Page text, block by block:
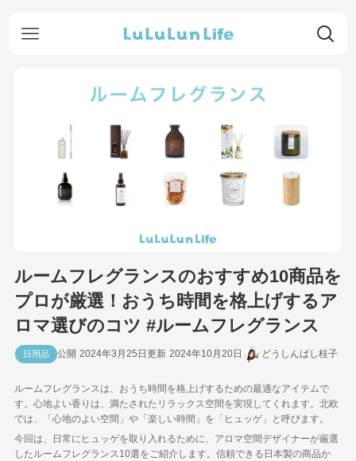
ルームフレグランスのおすすめ10商品を
プロが厳選！おうち時間を格上げするア
ロマ選びのコツ #ルームフレグランス
日用品 2024年3月25日 2024年10月20日 どうしんばし桂子
ルームフレグランスは、おうち時間を格上げするための最適なアイテムで
す。心地よい香りは、満たされたリラックス空間を実現してくれます。北欧
では、「心地のよい空間」や「楽しい時間」を「ヒュッゲ」と呼びます。
今回は、日常にヒュッゲを取り入れるために、アロマ空間デザイナーが厳選
したルームフレグランス10選をご紹介します。信頼できる日本製の商品か